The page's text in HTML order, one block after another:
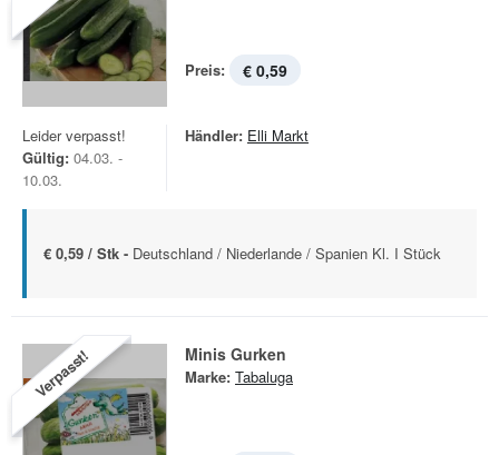
Preis: € 0,59
Leider verpasst!
Gültig: 04.03. -
10.03.
Händler: Elli Markt
€ 0,59 / Stk - Deutschland / Niederlande / Spanien Kl. I Stück
Verpasst! Minis Gurken
Marke: Tabaluga